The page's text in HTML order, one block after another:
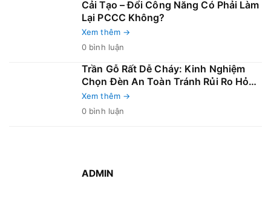
Cải Tạo – Đổi Công Năng Có Phải Làm
Lại PCCC Không?
Xem thêm →
0 bình luận
Trần Gỗ Rất Dễ Cháy: Kinh Nghiệm
Chọn Đèn An Toàn Tránh Rủi Ro Hỏa
Hoạn
Xem thêm →
0 bình luận
ADMIN